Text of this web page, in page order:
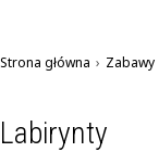
Strona główna › Zabawy
Labirynty